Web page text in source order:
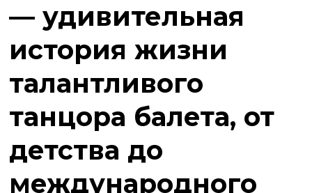
— удивительная
история жизни
талантливого
танцора балета, от
детства до
международного